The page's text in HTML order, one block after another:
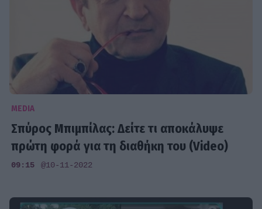
MEDIA
Σπύρος Μπιμπίλας: Δείτε τι αποκάλυψε
πρώτη φορά για τη διαθήκη του (Video)
09:15 @10-11-2022